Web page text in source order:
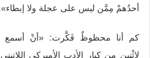
أحدُهمْ مِمَّن ليس على عجلة ولا
كم أنا محظوظٌ فَكَّرت: «أنْ أسمع
لاثْنين مِن كبار الأدب الأميركي